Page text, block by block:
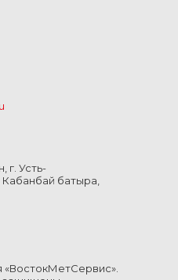
г. Усть-
батыра,
«ВостокМетСервис».